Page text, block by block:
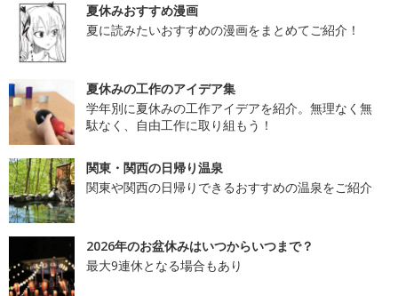
夏休みおすすめ漫画
夏に読みたいおすすめの漫画をまとめてご紹介！
夏休みの工作のアイデア集
学年別に夏休みの工作アイデアを紹介。無理なく無
駄なく、自由工作に取り組もう！
関東・関西の日帰り温泉
関東や関西の日帰りできるおすすめの温泉をご紹介
2026年のお盆休みはいつからいつまで？
最大9連休となる場合もあり